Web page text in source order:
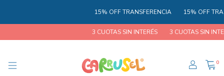
15% OFF TRANSFERENCIA 15% OFF
3 CUOTAS SIN INTERÉS 3 CUOTAS SIN INTERÉS
0